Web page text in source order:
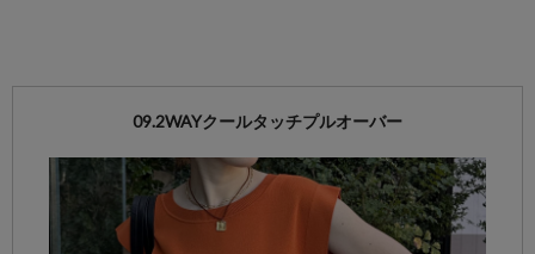
09.2WAYクールタッチプルオーバー